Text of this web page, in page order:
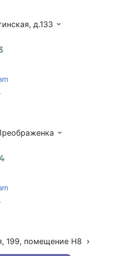
д.133
199, помещение Н8